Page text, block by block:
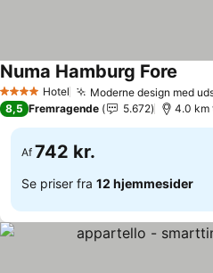
4 StjernerHotel Moderne design med
Numa Hamburg Fore
8,5 Fremragende 5.672 4.0 km
Af 742 kr.
Se priser fra 12 hjemmesider